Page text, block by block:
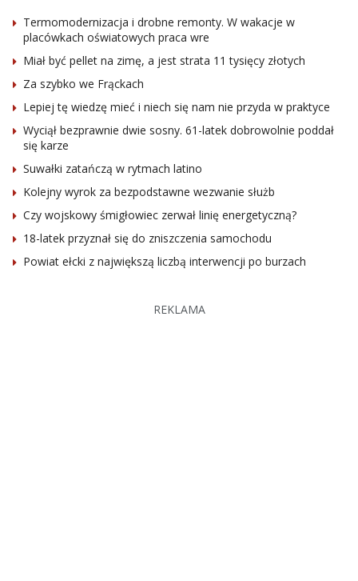
Termomodernizacja i drobne remonty. W wakacje w
placówkach oświatowych praca wre
Miał być pellet na zimę, a jest strata 11 tysięcy złotych
Za szybko we Frąckach
Lepiej tę wiedzę mieć i niech się nam nie przyda w praktyce
Wyciął bezprawnie dwie sosny. 61-latek dobrowolnie poddał
się karze
Suwałki zatańczą w rytmach latino
Kolejny wyrok za bezpodstawne wezwanie służb
Czy wojskowy śmigłowiec zerwał linię energetyczną?
18-latek przyznał się do zniszczenia samochodu
Powiat ełcki z największą liczbą interwencji po burzach
REKLAMA